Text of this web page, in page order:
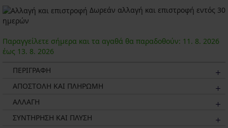
Δωρεάν αλλαγή και επιστροφή εντός 30
ημερών
Παραγγείλετε σήμερα και τα αγαθά θα παραδοθούν: 11. 8. 2026
έως 13. 8. 2026
ΠΕΡΙΓΡΑΦΗ
ΑΠΟΣΤΟΛΗ ΚΑΙ ΠΛΗΡΩΜΗ
ΑΛΛΑΓΗ
ΣΥΝΤΗΡΗΣΗ ΚΑΙ ΠΛΥΣΗ